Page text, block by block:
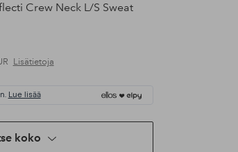
Crew Neck L/S Sweat
Lisätietoja
Lue lisää
koko